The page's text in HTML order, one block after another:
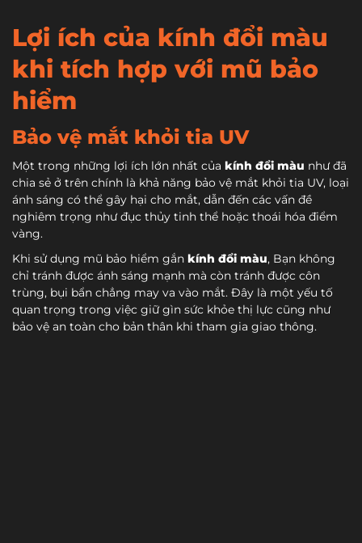
Lợi ích của kính đổi màu
khi tích hợp với mũ bảo
hiểm
Bảo vệ mắt khỏi tia UV
Một trong những lợi ích lớn nhất của kính đổi màu như đã
chia sẻ ở trên chính là khả năng bảo vệ mắt khỏi tia UV, loại
ánh sáng có thể gây hại cho mắt, dẫn đến các vấn đề
nghiêm trọng như đục thủy tinh thể hoặc thoái hóa điểm
vàng.
Khi sử dụng mũ bảo hiểm gắn kính đổi màu, Bạn không
chỉ tránh được ánh sáng mạnh mà còn tránh được côn
trùng, bụi bẩn chẳng may va vào mắt. Đây là một yếu tố
quan trọng trong việc giữ gìn sức khỏe thị lực cũng như
bảo vệ an toàn cho bản thân khi tham gia giao thông.